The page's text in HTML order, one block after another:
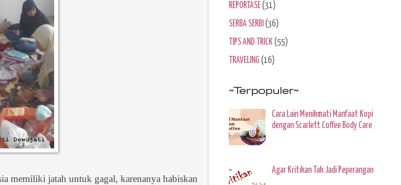
memiliki jatah untuk gagal, karenanya habiskan
REPORTASE (31)
SERBA SERBI (36)
TIPS AND TRICK (55)
TRAVELING (16)
~Terpopuler~
Cara Lain Menikmati Manfaat Kopi
dengan Scarlett Coffee Body Care
Agar Kritikan Tak Jadi Peperangan